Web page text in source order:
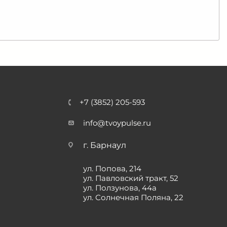
+7 (3852) 205-593
info@tvoypulse.ru
г. Барнаул
ул. Попова, 214
ул. Павловский тракт, 52
ул. Ползунова, 44а
ул. Солнечная Поляна, 22